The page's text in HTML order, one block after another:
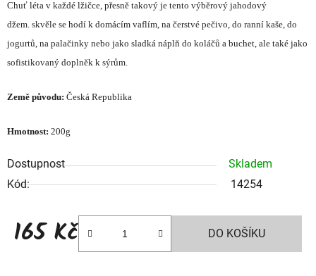
Chuť léta v každé lžičce, přesně takový je tento výběrový jahodový
džem. skvěle se hodí k domácím vaflím, na čerstvé pečivo, do ranní kaše, do
jogurtů, na palačinky nebo jako sladká náplň do koláčů a buchet, ale také jako
sofistikovaný doplněk k sýrům.
Země původu: Česká Republika
Hmotnost: 200g
Dostupnost
Skladem
Kód:
14254
165 Kč DO KOŠÍKU